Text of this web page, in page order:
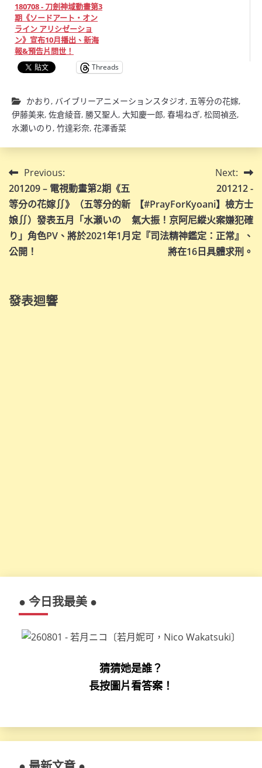
180708 - 刀劍神域動畫第3
期《ソードアート・オン
ライン アリシゼーショ
ン》宣布10月播出、新海
報&預告片問世！
Threads
かおり, バイブリーアニメーションスタジオ, 五等分の花嫁,
伊藤美来, 佐倉綾音, 勝又聖人, 大知慶一郎, 春場ねぎ, 松岡禎丞,
水瀬いのり, 竹達彩奈, 花澤香菜
文
章
導
覽
Previous:
201209 – 電視動畫第2期《五
等分の花嫁∬》（五等分的新
娘∬）發表五月「水瀬いの
り」角色PV、將於2021年1月
公開！
Next:
201212 -
【#PrayForKyoani】檢方士
氣大振！京阿尼縱火案嫌犯確
定『司法精神鑑定：正常』、
將在16日具體求刑。
發表迴響
● 今日我最美 ●
猜猜她是誰？
長按圖片看答案！